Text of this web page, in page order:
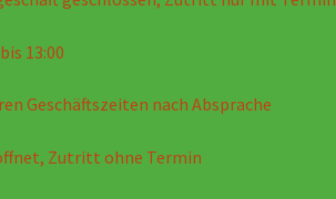
13:00
Geschäftszeiten nach Absprache
Zutritt ohne Termin